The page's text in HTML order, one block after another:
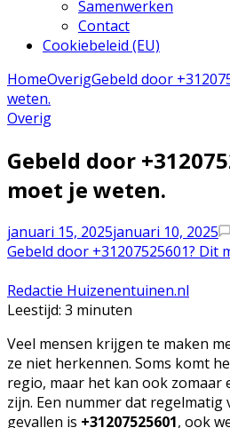
Samenwerken
Contact
Cookiebeleid (EU)
HomeOverigGebeld door
weten.
Overig
Gebeld door
moet je weten.
januari 15, 2025januari 10, 2025
Gebeld door +31207525601? Dit
Redactie Huizenentuinen.nl
Leestijd: 3 minuten
Veel mensen krijgen te maken
ze niet herkennen. Soms komt
regio, maar het kan ook zomaar
zijn. Een nummer dat
gevallen is +31207525601, ook